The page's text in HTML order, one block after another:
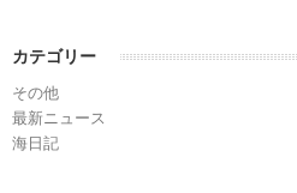
カテゴリー
その他
最新ニュース
海日記